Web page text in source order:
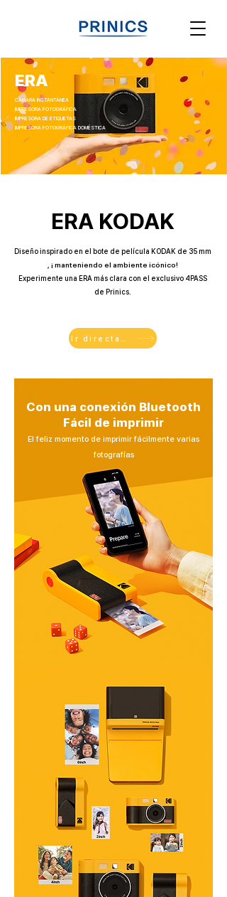
ERA
CÁMARA INSTANTÁNEA
IMPRESORA FOTOGRÁFICA
IMPRESORA DE ETIQUETAS
IMPRESORA FOTOGRÁFICA DOMÉSTICA
ERA KODAK
Diseño inspirado en el bote de película KODAK de 35 mm
¡ manteniendo el ambiente icónico!
Experimente una ERA más clara con el exclusivo 4PASS
de Prinics.
Con una conexión Bluetooth
​Fácil de imprimir
​El feliz momento de imprimir fácilmente varias
fotografías